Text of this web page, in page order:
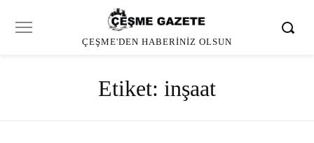
ÇEŞME'DEN HABERINIZ OLSUN
Etiket: inşaat